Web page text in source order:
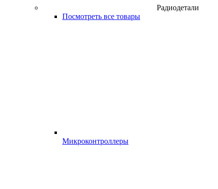
Радиодетали
Посмотреть все товары
Микроконтроллеры